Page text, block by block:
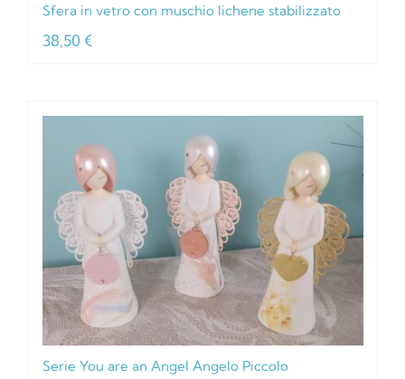
Sfera in vetro con muschio lichene stabilizzato
38,50 €
Serie You are an Angel Angelo Piccolo